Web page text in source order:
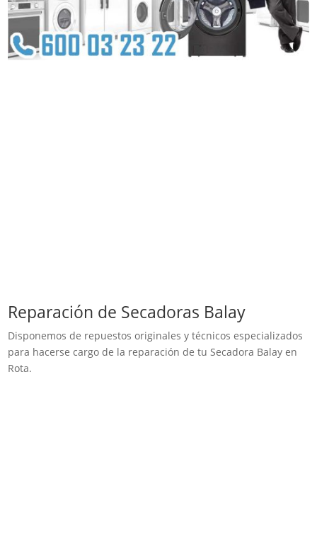
Reparación de Secadoras Balay
Disponemos de repuestos originales y técnicos especializados
para hacerse cargo de la reparación de tu Secadora Balay en
Rota.